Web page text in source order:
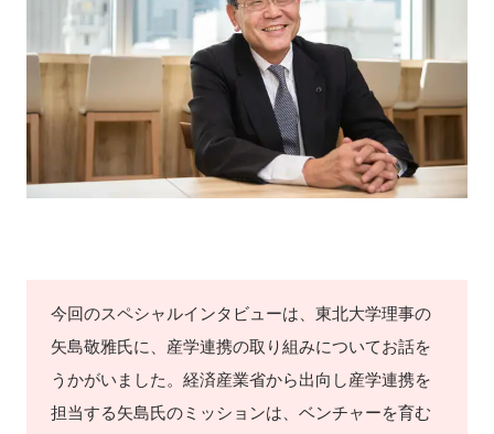
イベント
プログラム
特別会員
施設・アクセス
今回のスペシャルインタビューは、東北大学理事の
矢島敬雅氏に、産学連携の取り組みについてお話を
うかがいました。経済産業省から出向し産学連携を
担当する矢島氏のミッションは、ベンチャーを育む